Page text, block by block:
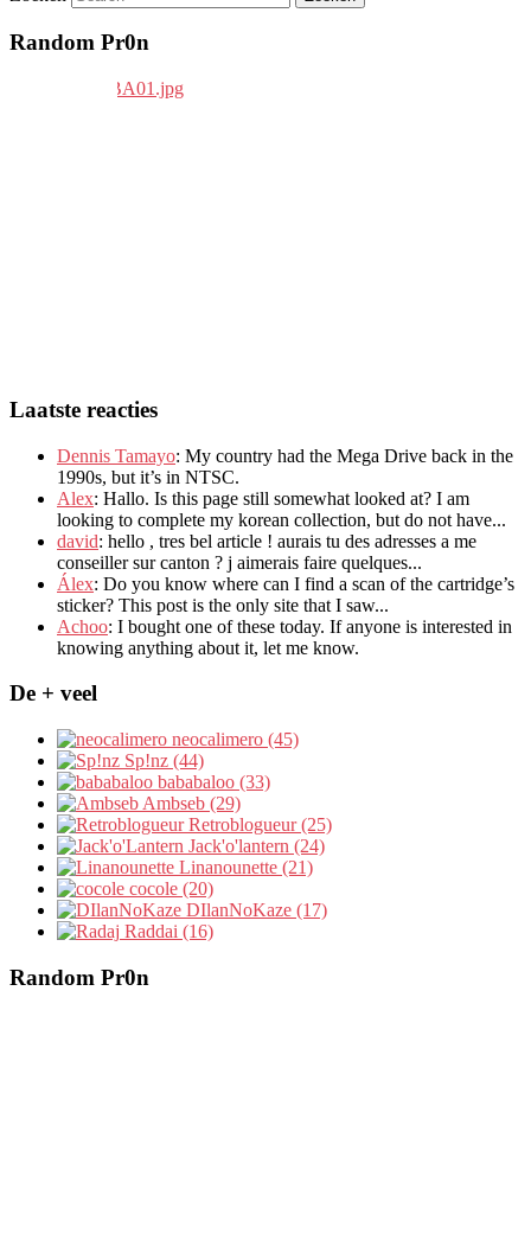
Random Pr0n
Laatste reacties
Dennis Tamayo: My country had the Mega Drive back in the
1990s, but it’s in NTSC.
Alex: Hallo. Is this page still somewhat looked at? I am
looking to complete my korean collection, but do not have...
david: hello , tres bel article ! aurais tu des adresses a me
conseiller sur canton ? j aimerais faire quelques...
Álex: Do you know where can I find a scan of the cartridge’s
sticker? This post is the only site that I saw...
Achoo: I bought one of these today. If anyone is interested in
knowing anything about it, let me know.
De + veel
neocalimero (45)
Sp!nz (44)
bababaloo (33)
Ambseb (29)
Retroblogueur (25)
Jack'o'lantern (24)
Linanounette (21)
cocole (20)
DIlanNoKaze (17)
Raddai (16)
Random Pr0n